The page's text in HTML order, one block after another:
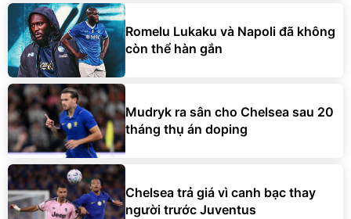
Romelu Lukaku và Napoli đã không
còn thể hàn gắn
Mudryk ra sân cho Chelsea sau 20
tháng thụ án doping
Chelsea trả giá vì canh bạc thay
người trước Juventus